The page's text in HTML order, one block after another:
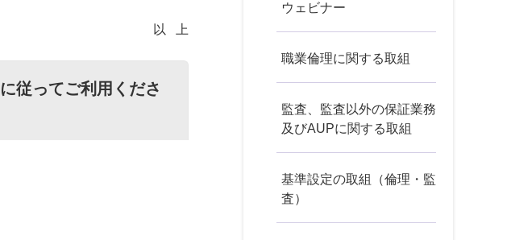
以 上
に従ってご利用くださ
ウェビナー
職業倫理に関する取組
監査、監査以外の保証業務
及びAUPに関する取組
基準設定の取組（倫理・監
査）